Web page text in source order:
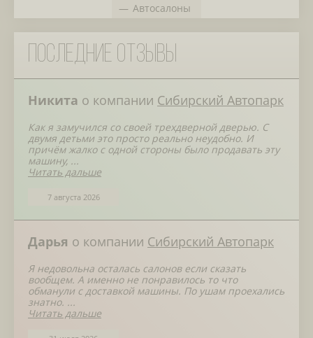
Автосалоны
Последние отзывы
Никита о компании Сибирский Автопарк
Как я замучился со своей трехдверной дверью. С
двумя детьми это просто реально неудобно. И
причём жалко с одной стороны было продавать эту
машину, ...
Читать дальше
7 августа 2026
Дарья о компании Сибирский Автопарк
Я недовольна осталась салонов если сказать
вообщем. А именно не понравилось то что
обманули с доставкой машины. По ушам проехались
знатно. ...
Читать дальше